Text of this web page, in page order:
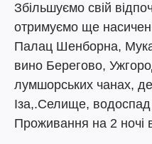
Збільшуємо свій
отримуємо ще
Палац Шенборна,
вино Берегово,
лумшорських чанах,
Іза,.Селище,
Проживання на 2 ночі